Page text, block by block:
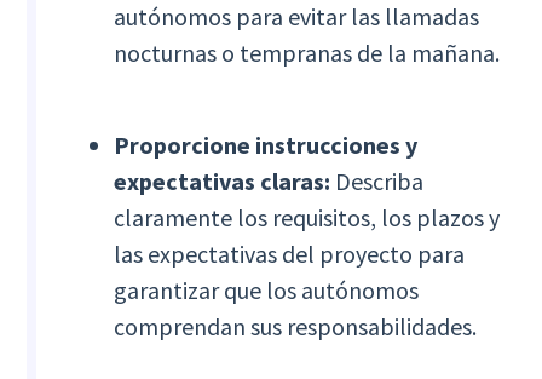
autónomos para evitar las llamadas
nocturnas o tempranas de la mañana.
Proporcione instrucciones y
expectativas claras: Describa
claramente los requisitos, los plazos y
las expectativas del proyecto para
garantizar que los autónomos
comprendan sus responsabilidades.